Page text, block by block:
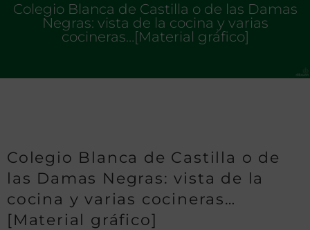
Colegio Blanca de Castilla o de las Damas
Negras: vista de la cocina y varias
cocineras…[Material gráfico]
Colegio Blanca de Castilla o de
las Damas Negras: vista de la
cocina y varias cocineras…
[Material gráfico]